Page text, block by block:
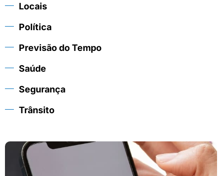
Locais
Política
Previsão do Tempo
Saúde
Segurança
Trânsito